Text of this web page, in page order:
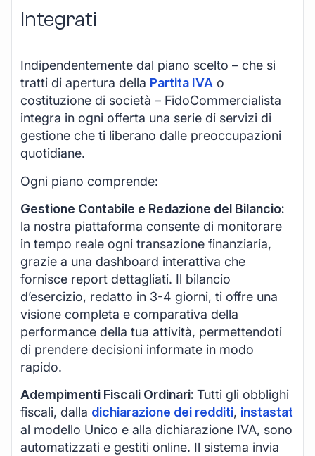
Integrati
Indipendentemente dal piano scelto – che si
tratti di apertura della Partita IVA o
costituzione di società – FidoCommercialista
integra in ogni offerta una serie di servizi di
gestione che ti liberano dalle preoccupazioni
quotidiane.
Ogni piano comprende:
Gestione Contabile e Redazione del Bilancio:
la nostra piattaforma consente di monitorare
in tempo reale ogni transazione finanziaria,
grazie a una dashboard interattiva che
fornisce report dettagliati. Il bilancio
d’esercizio, redatto in 3-4 giorni, ti offre una
visione completa e comparativa della
performance della tua attività, permettendoti
di prendere decisioni informate in modo
rapido.
Adempimenti Fiscali Ordinari: Tutti gli obblighi
fiscali, dalla dichiarazione dei redditi, instastat
al modello Unico e alla dichiarazione IVA, sono
automatizzati e gestiti online. Il sistema invia